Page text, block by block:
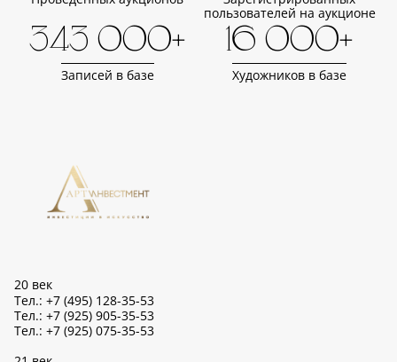
пользователей на аукционе
343 000+
Записей в базе
16 000+
Художников в базе
20 век
Тел.: +7 (495) 128-35-53
Тел.: +7 (925) 905-35-53
Тел.: +7 (925) 075-35-53